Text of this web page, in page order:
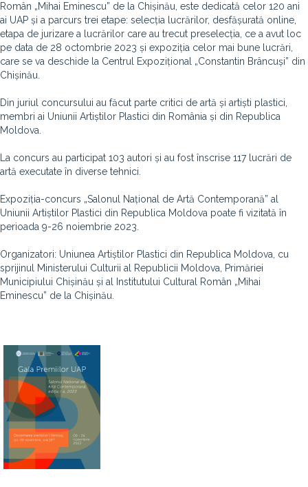
Român „Mihai Eminescu” de la Chișinău, este dedicată celor 120 ani
ai UAP și a parcurs trei etape: selecția lucrărilor, desfășurată online,
etapa de jurizare a lucrărilor care au trecut preselecția, ce a avut loc
pe data de 28 octombrie 2023 și expoziția celor mai bune lucrări,
care se va deschide la Centrul Expozițional „Constantin Brâncuși” din
Chișinău.
Din juriul concursului au făcut parte critici de artă și artiști plastici,
membri ai Uniunii Artiștilor Plastici din România și din Republica
Moldova.
La concurs au participat 103 autori și au fost înscrise 117 lucrări de
artă executate în diverse tehnici.
Expoziția-concurs „Salonul Național de Artă Contemporană” al
Uniunii Artiștilor Plastici din Republica Moldova poate fi vizitată în
perioada 9-26 noiembrie 2023.
Organizatori: Uniunea Artiștilor Plastici din Republica Moldova, cu
sprijinul Ministerului Culturii al Republicii Moldova, Primăriei
Municipiului Chișinău și al Institutului Cultural Român „Mihai
Eminescu” de la Chișinău.